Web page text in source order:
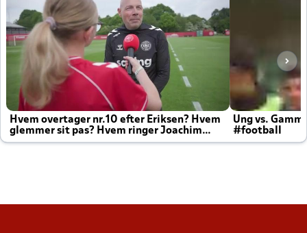
Hvem overtager nr.10 efter Eriksen? Hvem
glemmer sit pas? Hvem ringer Joachim
altid til efter kampe?
Ung vs.
#football